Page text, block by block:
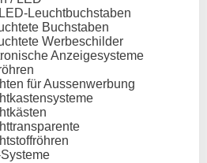
Leuchtbuchstaben
Buchstaben
Werbeschilder
Anzeigesysteme
für Aussenwerbung